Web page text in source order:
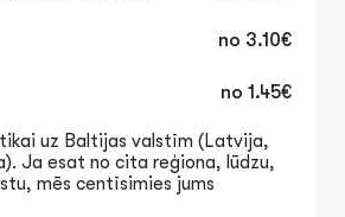
no 3.10€
no 1.45€
uz Baltijas valstīm (Latvija,
Ja esat no cita reģiona, lūdzu,
mēs centīsimies jums